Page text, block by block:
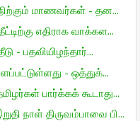
மாணவர்கள் - தன...
எதிராக வாக்கள...
- பதவியிழந்தார்...
- ஒத்துக்...
பார்க்கக் கூடாது...
நாள் திருவம்பாவை பி...